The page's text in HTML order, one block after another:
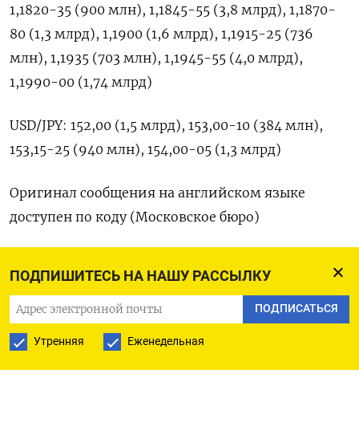
ПОДПИШИТЕСЬ НА НАШУ РАССЫЛКУ
ПОДПИСАТЬСЯ
Утренняя Еженедельная
1,​1820-35 (900 млн), 1,1845-‌55 (3,8 млрд), 1,1870-
80 (1,3 млрд), ​1,​1900 (1,‌6 млрд), 1,1915-25 (736 ​
млн), 1,1935 (703 млн), 1,1945-55 (4,0 млрд),
1,1990-00 (1,74 млрд)
USD/JPY: 152,00 (1,5 ​млрд), 153,⁠00-10 (384 млн),
153,15-25 (‌940 млн), 154,00-‌05 (1,3 млрд)
Оригинал сообщения на ​английском языке
доступен по ‌коду (Московское бюро)
ПОДПИСАТЬСЯ НА ТЕЛЕГРАМ
ПОДПИСАТЬСЯ В GOOGLE